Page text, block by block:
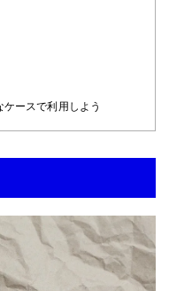
ースで利用しよう